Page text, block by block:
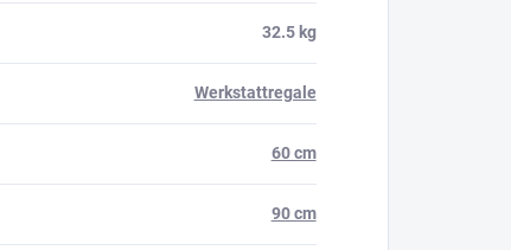
32.5 kg
Werkstattregale
60 cm
90 cm